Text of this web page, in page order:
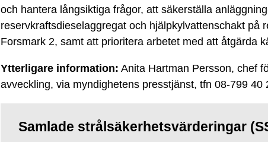
och hantera långsiktiga frågor, att säkerställa
reservkraftsdieselaggregat och hjälpkylvattenschakt på
Forsmark 2, samt att prioritera arbetet med att åtgärda
Ytterligare information: Anita Hartman Persson, chef
avveckling, via myndighetens presstjänst, tfn 08-799 40
Samlade strålsäkerhetsvärderingar